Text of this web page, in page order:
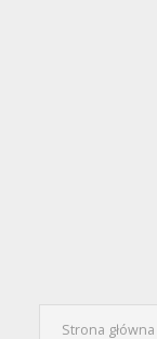
Strona główna